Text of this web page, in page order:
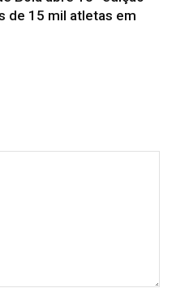
de 15 mil atletas em